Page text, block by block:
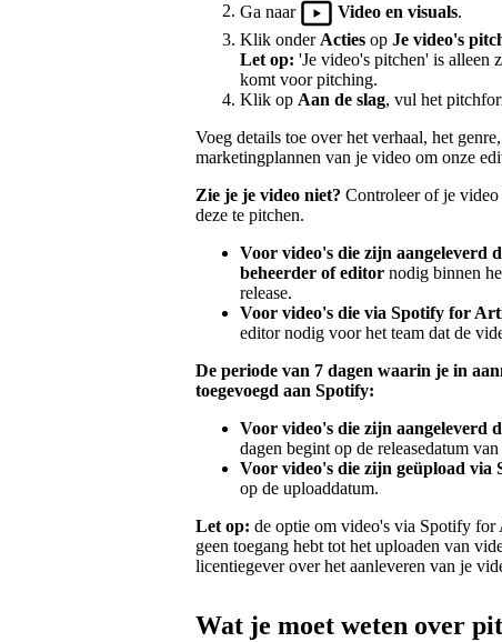
Ga naar
Video en visuals
Klik onder Acties op Je video's
Let op: 'Je video's pitchen' is alleen
komt voor pitching.
Klik op Aan de slag, vul het
Voeg details toe over het verhaal, het
marketingplannen van je video om onze
Zie je je video niet? Controleer of je
deze te pitchen.
Voor video's die zijn aangeleverd
beheerder of editor nodig binnen
release.
Voor video's die via Spotify for
editor nodig voor het team dat de
De periode van 7 dagen waarin je in
toegevoegd aan Spotify:
Voor video's die zijn aangeleverd
dagen begint op de releasedatum
Voor video's die zijn geüpload via
op de uploaddatum.
Let op: de optie om video's via Spotify for
geen toegang hebt tot het uploaden van
licentiegever over het aanleveren van je
Wat je moet weten over